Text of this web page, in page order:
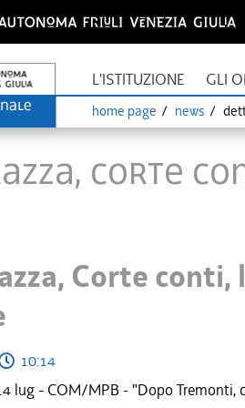
L'ISTITUZIONE GLI
home page news
Corte
Corte
10:14
lug - COM/MPB - "Dopo Tremonti,